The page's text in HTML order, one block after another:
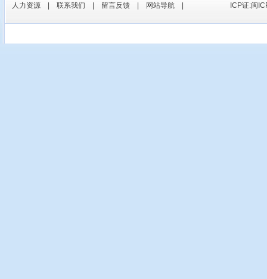
人力资源 联系我们 留言反馈 网站导航 ICP证:闽